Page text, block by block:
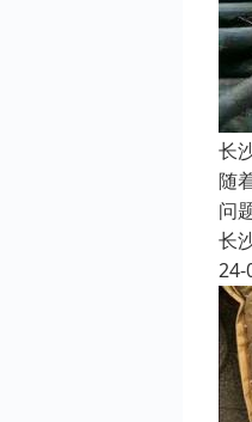
长
随
问
长
24-